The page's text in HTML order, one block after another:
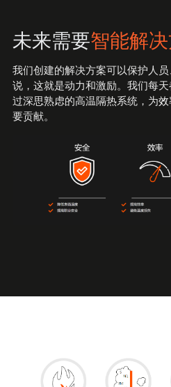
发电
未来需要智能解
我们创建的解决方案可以保护人
说，这就是动力和激励。我们每
过深思熟虑的高温隔热系统，为效
要贡献。